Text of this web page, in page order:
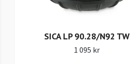
SICA LP 90.28/N92 TW
1 095 kr